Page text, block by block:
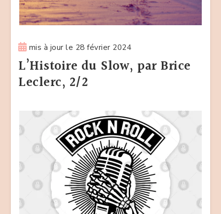
mis à jour le 28 février 2024
L’Histoire du Slow, par Brice
Leclerc, 2/2